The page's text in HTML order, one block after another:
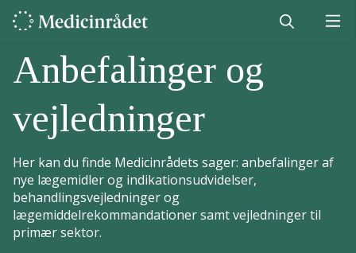
Anbefalinger og
vejledninger
Her kan du finde Medicinrådets sager: anbefalinger af
nye lægemidler og indikationsudvidelser,
behandlingsvejledninger og
lægemiddelrekommandationer samt vejledninger til
primær sektor.